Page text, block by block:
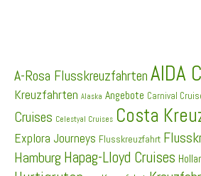
A-Rosa Flusskreuzfahrten AIDA
Kreuzfahrten Alaska Angebote Carnival
Cruises Celestyal Cruises Costa
Explora Journeys Flusskreuzfahrt
Hamburg Hapag-Lloyd Cruises